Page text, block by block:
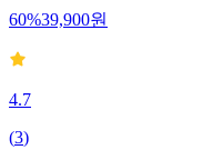
60%39,900원
4.7
(3)